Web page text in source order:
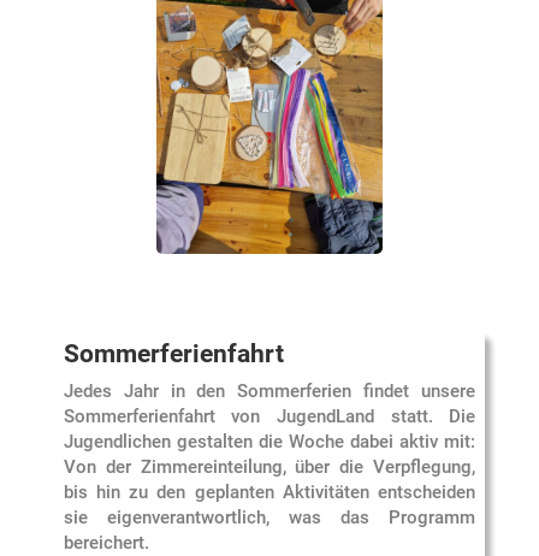
Sommerferienfahrt
Jedes Jahr in den Sommerferien findet unsere
Sommerferienfahrt von JugendLand statt. Die
Jugendlichen gestalten die Woche dabei aktiv mit:
Von der Zimmereinteilung, über die Verpflegung,
bis hin zu den geplanten Aktivitäten entscheiden
sie eigenverantwortlich, was das Programm
bereichert.